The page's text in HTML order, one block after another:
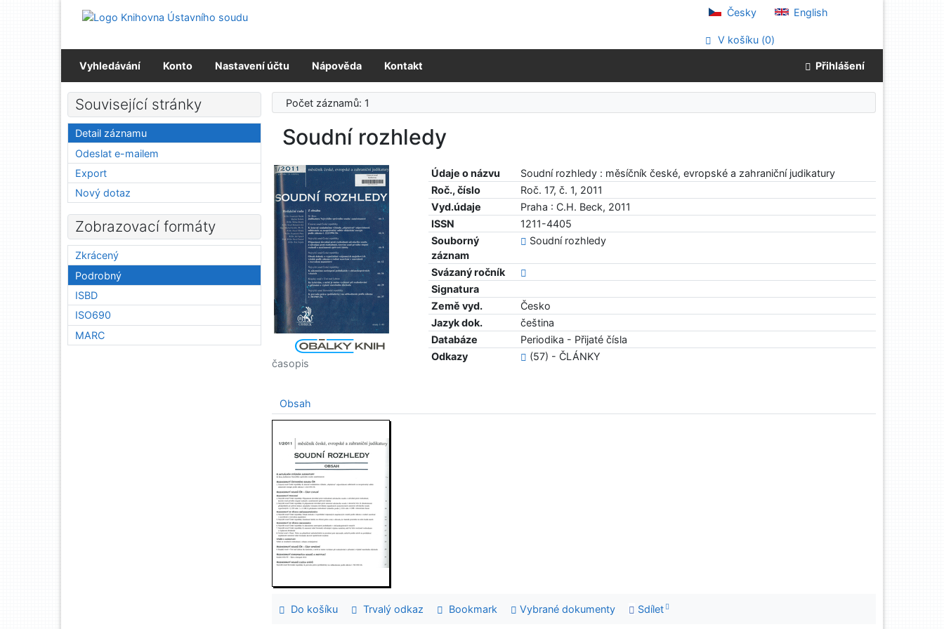
Přejít na menu
Česky English
V košíku (0)
Vyhledávání Konto Nastavení účtu Nápověda Kontakt Přihlášení
Počet záznamů: 1
Soudní rozhledy
Údaje o názvu
Soudní rozhledy : měsíčník české, evropské a zahraniční judikatury
Roč., číslo
Roč. 17, č. 1, 2011
Vyd.údaje
Praha : C.H. Beck, 2011
ISSN
1211-4405
Souborný
záznam
Soudní rozhledy
Svázaný ročník
Signatura
Země vyd.
Česko
Jazyk dok.
čeština
Databáze
Periodika - Přijaté čísla
Odkazy
(57) - ČLÁNKY
časopis
Obsah
Do košíku Trvalý odkaz Bookmark Vybrané dokumenty Sdílet
Související stránky
Detail záznamu
Odeslat e-mailem
Export
Nový dotaz
Zobrazovací formáty
Zkrácený
Podrobný
ISBD
ISO690
MARC